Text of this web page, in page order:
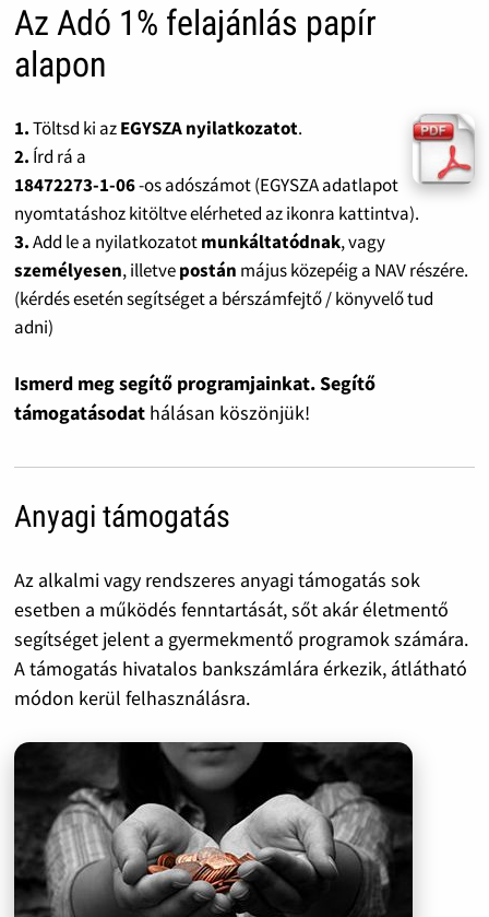
Az Adó 1% felajánlás papír
alapon
1.Töltsd ki azEGYSZA nyilatkozatot.
2. Írd rá a
18472273-1-06-os adószámot (EGYSZA adatlapot
nyomtatáshoz kitöltve elérheted az ikonra kattintva).
3.Add le a nyilatkozatotmunkáltatódnak, vagy
személyesen, illetvepostán május közepéig a NAV részére.
(kérdés esetén segítséget a bérszámfejtő / könyvelő tud
adni)
Ismerd meg segítő programjainkat. Segítő
támogatásodat hálásan köszönjük!
Anyagi támogatás
Az alkalmi vagy rendszeres anyagi támogatás sok
esetben a működés fenntartását, sőt akár életmentő
segítséget jelent a gyermekmentő programok számára.
A támogatás hivatalos bankszámlára érkezik, átlátható
módon kerül felhasználásra.